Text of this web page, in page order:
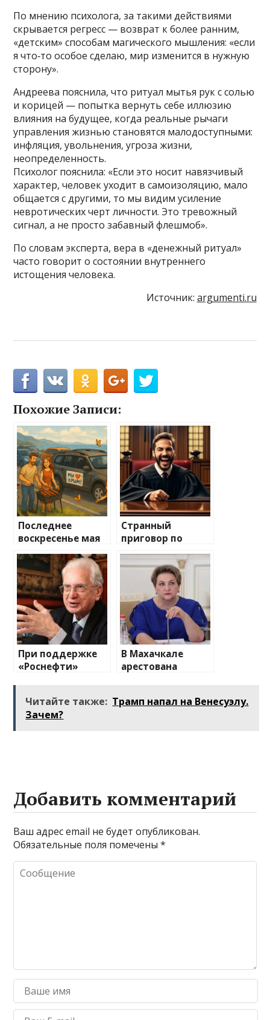
По мнению психолога, за такими действиями
скрывается регресс — возврат к более ранним,
«детским» способам магического мышления: «если
я что‑то особое сделаю, мир изменится в нужную
сторону».
Андреева пояснила, что ритуал мытья рук с солью
и корицей — попытка вернуть себе иллюзию
влияния на будущее, когда реальные рычаги
управления жизнью становятся малодоступными:
инфляция, увольнения, угроза жизни,
неопределенность.
Психолог пояснила: «Если это носит навязчивый
характер, человек уходит в самоизоляцию, мало
общается с другими, то мы видим усиление
невротических черт личности. Это тревожный
сигнал, а не просто забавный флешмоб».
По словам эксперта, вера в «денежный ритуал»
часто говорит о состоянии внутреннего
истощения человека.
Источник: argumenti.ru
Похожие Записи:
Последнее
воскресенье мая
было первым с
заторами на
Крымском мосту
Странный
приговор по
нашумевшему
делу об ущербе
нашей обороне на
полмиллиарда
При поддержке
«Роснефти»
Эрмитажный
театр в Санкт-
В Махачкале
арестована
Дагестана
Читайте также: Трамп напал на Венесуэлу.
Зачем?
Добавить комментарий
Ваш адрес email не будет опубликован.
Обязательные поля помечены*